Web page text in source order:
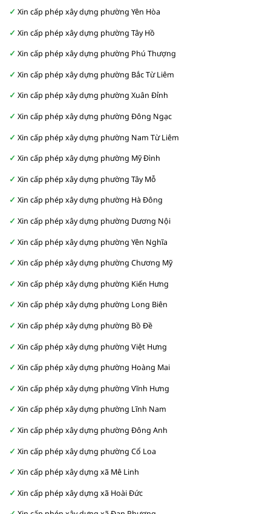
Xin cấp phép xây dựng phường Yên Hòa
Xin cấp phép xây dựng phường Tây Hồ
Xin cấp phép xây dựng phường Phú Thượng
Xin cấp phép xây dựng phường Bắc Từ Liêm
Xin cấp phép xây dựng phường Xuân Đỉnh
Xin cấp phép xây dựng phường Đông Ngạc
Xin cấp phép xây dựng phường Nam Từ Liêm
Xin cấp phép xây dựng phường Mỹ Đình
Xin cấp phép xây dựng phường Tây Mỗ
Xin cấp phép xây dựng phường Hà Đông
Xin cấp phép xây dựng phường Dương Nội
Xin cấp phép xây dựng phường Yên Nghĩa
Xin cấp phép xây dựng phường Chương Mỹ
Xin cấp phép xây dựng phường Kiến Hưng
Xin cấp phép xây dựng phường Long Biên
Xin cấp phép xây dựng phường Bồ Đề
Xin cấp phép xây dựng phường Việt Hưng
Xin cấp phép xây dựng phường Hoàng Mai
Xin cấp phép xây dựng phường Vĩnh Hưng
Xin cấp phép xây dựng phường Lĩnh Nam
Xin cấp phép xây dựng phường Đông Anh
Xin cấp phép xây dựng phường Cổ Loa
Xin cấp phép xây dựng xã Mê Linh
Xin cấp phép xây dựng xã Hoài Đức